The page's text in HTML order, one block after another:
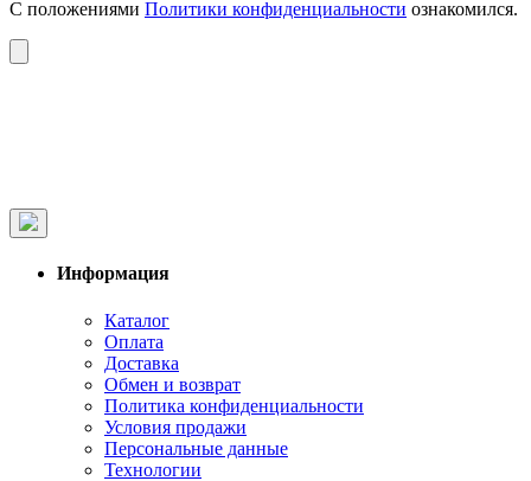
С положениями Политики конфиденциальности ознакомился.
Информация
Каталог
Оплата
Доставка
Обмен и возврат
Политика конфиденциальности
Условия продажи
Персональные данные
Технологии